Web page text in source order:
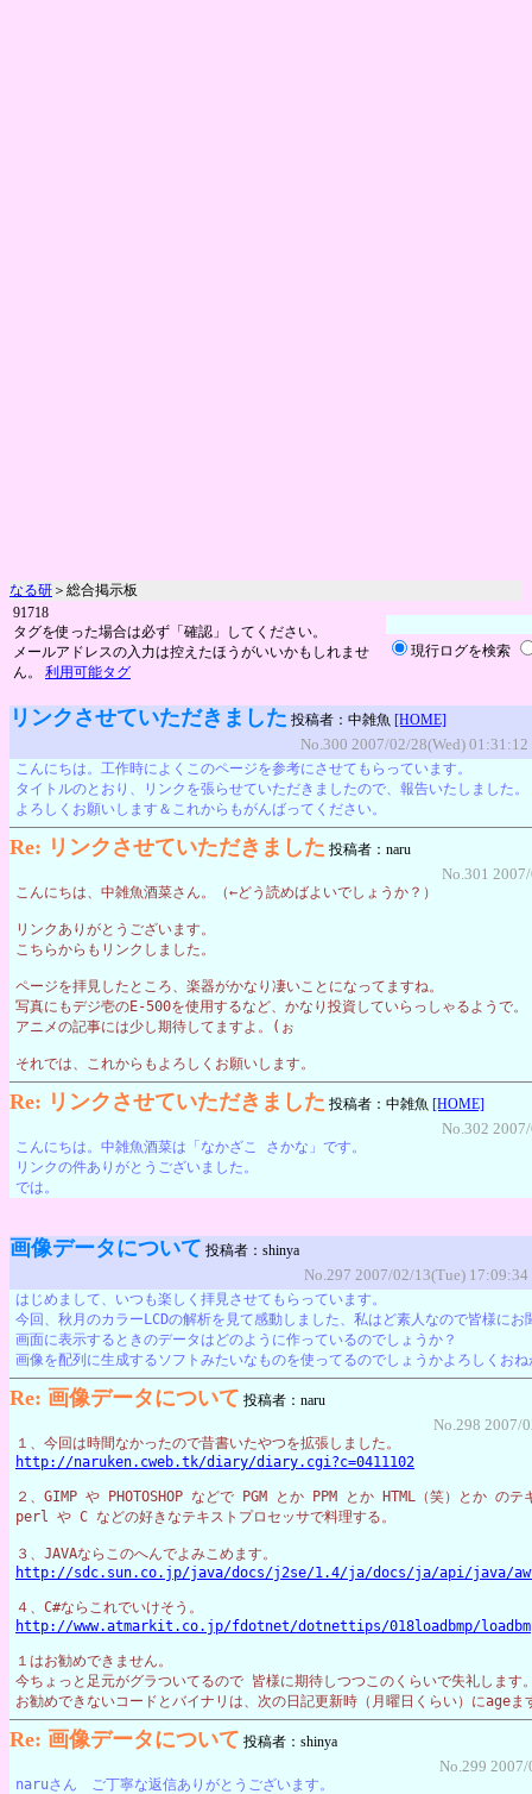
なる研 ＞総合掲示板
91718
タグを使った場合は必ず「確認」してください。
メールアドレスの入力は控えたほうがいいかもしれませ
ん。 利用可能タグ
現行ログを検索
リンクさせていただきました 投稿者：中雑魚 [HOME]
No.300 2007/02/28(Wed) 01:31:12
こんにちは。工作時によくこのページを参考にさせてもらっています。
タイトルのとおり、リンクを張らせていただきましたので、報告いたしました。
よろしくお願いします＆これからもがんばってください。
Re: リンクさせていただきました 投稿者：naru
No.301
こんにちは、中雑魚酒菜さん。（←どう読めばよいでしょうか？）
リンクありがとうございます。
こちらからもリンクしました。
ページを拝見したところ、楽器がかなり凄いことになってますね。
写真にもデジ壱のE-500を使用するなど、かなり投資していらっしゃるようで。
アニメの記事には少し期待してますよ。(ぉ
それでは、これからもよろしくお願いします。
Re: リンクさせていただきました 投稿者：中雑魚 [HOME]
No.302
こんにちは。中雑魚酒菜は「なかざこ さかな」です。
リンクの件ありがとうございました。
では。
画像データについて 投稿者：shinya
No.297 2007/02/13(Tue) 17:09:34
はじめまして、いつも楽しく拝見させてもらっています。
今回、秋月のカラーLCDの解析を見て感動しました、私はど素人なので皆様に
画面に表示するときのデータはどのように作っているのでしょうか？
画像を配列に生成するソフトみたいなものを使ってるのでしょうかよろしくお
Re: 画像データについて 投稿者：naru
No.298 2007/
１、今回は時間なかったので昔書いたやつを拡張しました。
http://naruken.cweb.tk/diary/diary.cgi?c=0411102
２、GIMP や PHOTOSHOP などで PGM とか PPM とか HTML（笑）とか のテ
perl や C などの好きなテキストプロセッサで料理する。
３、JAVAならこのへんでよみこめます。
http://sdc.sun.co.jp/java/docs/j2se/1.4/ja/docs/ja/api/java/
４、C#ならこれでいけそう。
http://www.atmarkit.co.jp/fdotnet/dotnettips/018loadbmp/
１はお勧めできません。
今ちょっと足元がグラついてるので 皆様に期待しつつこのくらいで失礼します
お勧めできないコードとバイナリは、次の日記更新時（月曜日くらい）にageま
Re: 画像データについて 投稿者：shinya
No.299
naruさん　ご丁寧な返信ありがとうございます。